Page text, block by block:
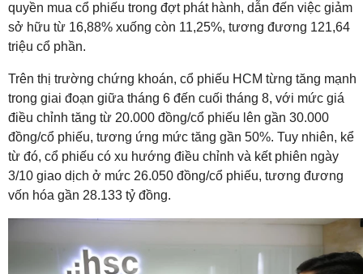
quyền mua cổ phiếu trong đợt phát hành, dẫn đến việc giảm
sở hữu từ 16,88% xuống còn 11,25%, tương đương 121,64
triệu cổ phần.
Trên thị trường chứng khoán, cổ phiếu HCM từng tăng mạnh
trong giai đoạn giữa tháng 6 đến cuối tháng 8, với mức giá
điều chỉnh tăng từ 20.000 đồng/cổ phiếu lên gần 30.000
đồng/cổ phiếu, tương ứng mức tăng gần 50%. Tuy nhiên, kể
từ đó, cổ phiếu có xu hướng điều chỉnh và kết phiên ngày
3/10 giao dịch ở mức 26.050 đồng/cổ phiếu, tương đương
vốn hóa gần 28.133 tỷ đồng.